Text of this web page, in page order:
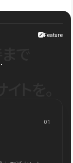
Feature
01